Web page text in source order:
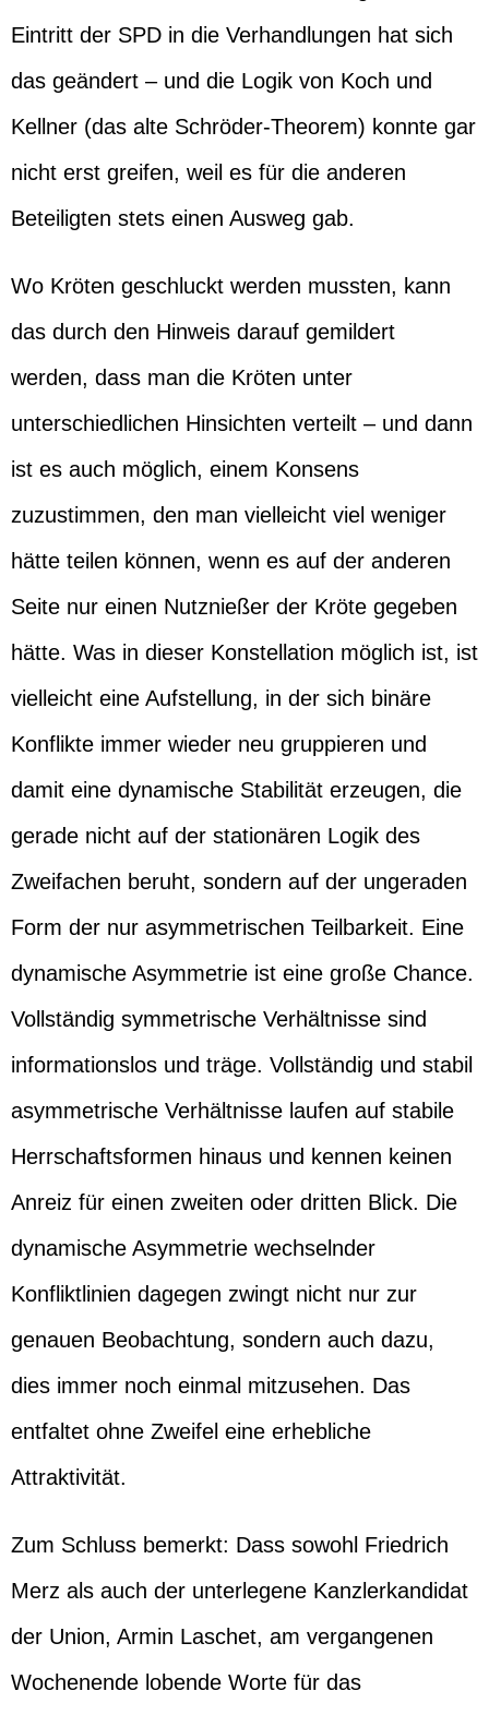
Eintritt der SPD in die Verhandlungen hat sich
das geändert – und die Logik von Koch und
Kellner (das alte Schröder-Theorem) konnte gar
nicht erst greifen, weil es für die anderen
Beteiligten stets einen Ausweg gab.
Wo Kröten geschluckt werden mussten, kann
das durch den Hinweis darauf gemildert
werden, dass man die Kröten unter
unterschiedlichen Hinsichten verteilt – und dann
ist es auch möglich, einem Konsens
zuzustimmen, den man vielleicht viel weniger
hätte teilen können, wenn es auf der anderen
Seite nur einen Nutznießer der Kröte gegeben
hätte. Was in dieser Konstellation möglich ist, ist
vielleicht eine Aufstellung, in der sich binäre
Konflikte immer wieder neu gruppieren und
damit eine dynamische Stabilität erzeugen, die
gerade nicht auf der stationären Logik des
Zweifachen beruht, sondern auf der ungeraden
Form der nur asymmetrischen Teilbarkeit. Eine
dynamische Asymmetrie ist eine große Chance.
Vollständig symmetrische Verhältnisse sind
informationslos und träge. Vollständig und stabil
asymmetrische Verhältnisse laufen auf stabile
Herrschaftsformen hinaus und kennen keinen
Anreiz für einen zweiten oder dritten Blick. Die
dynamische Asymmetrie wechselnder
Konfliktlinien dagegen zwingt nicht nur zur
genauen Beobachtung, sondern auch dazu,
dies immer noch einmal mitzusehen. Das
entfaltet ohne Zweifel eine erhebliche
Attraktivität.
Zum Schluss bemerkt: Dass sowohl Friedrich
Merz als auch der unterlegene Kanzlerkandidat
der Union, Armin Laschet, am vergangenen
Wochenende lobende Worte für das